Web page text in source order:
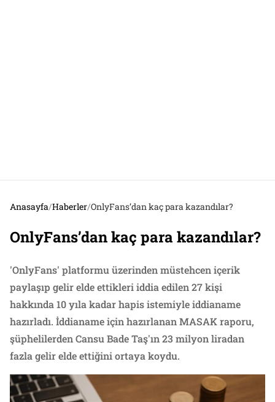
Anasayfa/Haberler/OnlyFans’dan kaç para kazandılar?
OnlyFans’dan kaç para kazandılar?
'OnlyFans' platformu üzerinden müstehcen içerik
paylaşıp gelir elde ettikleri iddia edilen 27 kişi
hakkında 10 yıla kadar hapis istemiyle iddianame
hazırladı. İddianame için hazırlanan MASAK raporu,
şüphelilerden Cansu Bade Taş'ın 23 milyon liradan
fazla gelir elde ettiğini ortaya koydu.